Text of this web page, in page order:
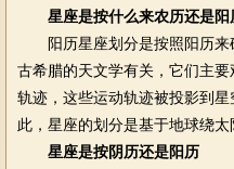
星座是按什么来农历还是阳
阳历星座划分是按照阳历来
古希腊的天文学有关，它们主
轨迹，这些运动轨迹被投影到
此，星座的划分是基于地球绕太
星座是按阴历还是阳历